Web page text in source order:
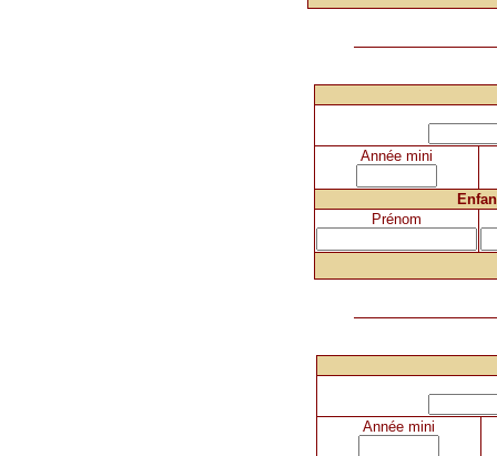
Année mini
Prénom
Année mini